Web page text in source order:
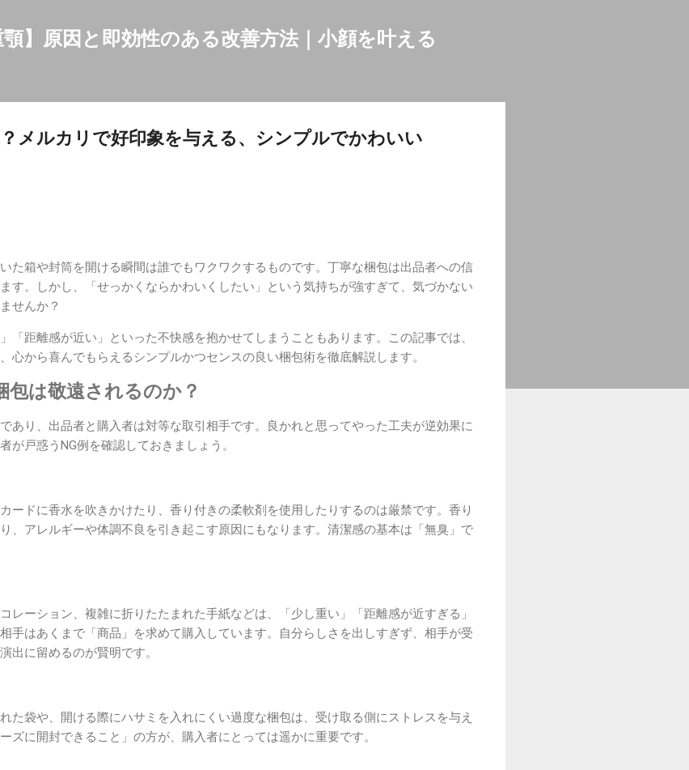
】原因と即効性のある改善方法｜小顔を叶える
？メルカリで好印象を与える、シンプルでかわいい
た箱や封筒を開ける瞬間は誰でもワクワクするものです。丁寧な梱包は出品者への信
す。しかし、「せっかくならかわいくしたい」という気持ちが強すぎて、気づかない
せんか？
「距離感が近い」といった不快感を抱かせてしまうこともあります。この記事では、
心から喜んでもらえるシンプルかつセンスの良い梱包術を徹底解説します。
は敬遠されるのか？
あり、出品者と購入者は対等な取引相手です。良かれと思ってやった工夫が逆効果に
が戸惑うNG例を確認しておきましょう。
ードに香水を吹きかけたり、香り付きの柔軟剤を使用したりするのは厳禁です。香り
、アレルギーや体調不良を引き起こす原因にもなります。清潔感の基本は「無臭」で
レーション、複雑に折りたたまれた手紙などは、「少し重い」「距離感が近すぎる」
手はあくまで「商品」を求めて購入しています。自分らしさを出しすぎず、相手が受
出に留めるのが賢明です。
た袋や、開ける際にハサミを入れにくい過度な梱包は、受け取る側にストレスを与え
ズに開封できること」の方が、購入者にとっては遥かに重要です。